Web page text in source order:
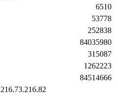
6510
53778
252838
84035980
315087
1262223
84514666